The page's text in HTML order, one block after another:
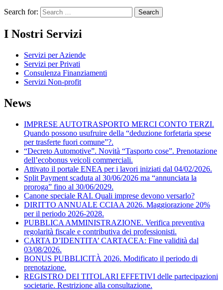
Search for:
I Nostri Servizi
Servizi per Aziende
Servizi per Privati
Consulenza Finanziamenti
Servizi Non-profit
News
IMPRESE AUTOTRASPORTO MERCI CONTO TERZI.
Quando possono usufruire della “deduzione forfetaria spese
per trasferte fuori comune”?.
“Decreto Automotive”. Novità “Tasporto cose”. Prenotazione
dell’ecobonus veicoli commerciali.
Attivato il portale ENEA per i lavori iniziati dal 04/02/2026.
Split Payment scaduta al 30/06/2026 ma “annunciata la
proroga” fino al 30/06/2029.
Canone speciale RAI. Quali imprese devono versarlo?
DIRITTO ANNUALE CCIAA 2026. Maggiorazione 20%
per il periodo 2026-2028.
PUBBLICA AMMINISTRAZIONE. Verifica preventiva
regolarità fiscale e contributiva dei professionisti.
CARTA D’IDENTITA’ CARTACEA: Fine validità dal
03/08/2026.
BONUS PUBBLICITÀ 2026. Modificato il periodo di
prenotazione.
REGISTRO DEI TITOLARI EFFETIVI delle partecipazioni
societarie. Restrizione alla consultazione.